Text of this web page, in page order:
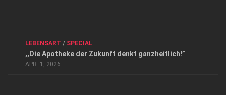
Datenschutzerklärung
Top Magazin Dresden / Ostsachsen
LEBENSART / SPECIAL
,,Die Apotheke der Zukunft denkt ganzheitlich!”
APR. 1, 2026